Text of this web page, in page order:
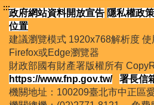
:::政府網站資料開放宣告 隱私權政策
位置
建議瀏覽模式 1920x768解析度 使
Firefox或Edge瀏覽器
財政部國有財產署版權所有
https://www.fnp.gov.tw/
署長信
機關地址：100209臺北市中正區